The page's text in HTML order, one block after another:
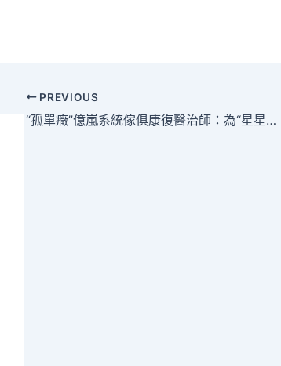
PREVIOUS
“孤單癥”億嵐系統傢俱康復醫治師：為“星星”點燈